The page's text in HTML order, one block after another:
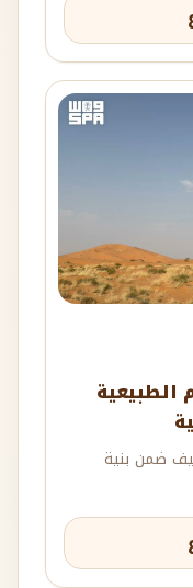
الطبيعية
ضمن بنية